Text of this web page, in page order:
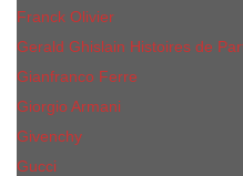
Franck Olivier
Gerald Ghislain Histoires de
Gianfranco Ferre
Giorgio Armani
Givenchy
Gucci